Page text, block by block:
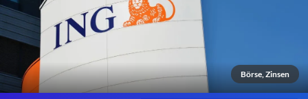
Börse, Zinsen